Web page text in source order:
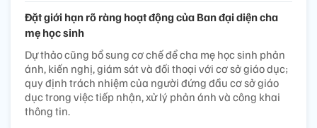
Đặt giới hạn rõ ràng hoạt động của Ban đại diện cha
mẹ học sinh
Dự thảo cũng bổ sung cơ chế để cha mẹ học sinh phản
ánh, kiến nghị, giám sát và đối thoại với cơ sở giáo dục;
quy định trách nhiệm của người đứng đầu cơ sở giáo
dục trong việc tiếp nhận, xử lý phản ánh và công khai
thông tin.